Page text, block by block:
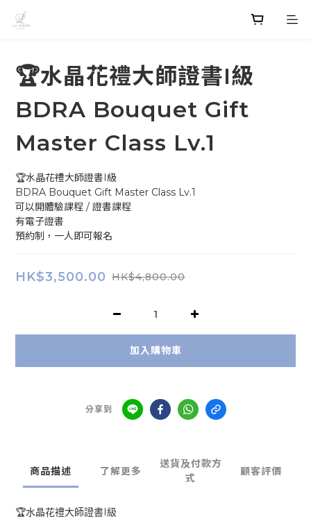
🏆水晶花禮大師證書I級
BDRA Bouquet Gift
Master Class Lv.1
🏆水晶花禮大師證書I級
BDRA Bouquet Gift Master Class Lv.1
可以開體驗課程 / 證書課程
有電子證書
預約制，一人即可報名
HK$3,500.00 HK$4,800.00
加入購物車
分享到
商品描述 了解更多
送貨及付款方
式
顧客評價
🏆水晶花禮大師證書I級